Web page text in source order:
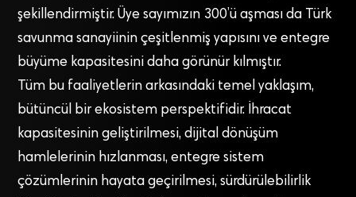
şekillendirmiştir. Üye sayımızın 300’ü aşması da Türk
savunma sanayiinin çeşitlenmiş yapısını ve entegre
büyüme kapasitesini daha görünür kılmıştır.
Tüm bu faaliyetlerin arkasındaki temel yaklaşım,
bütüncül bir ekosistem perspektifidir. İhracat
kapasitesinin geliştirilmesi, dijital dönüşüm
hamlelerinin hızlanması, entegre sistem
çözümlerinin hayata geçirilmesi, sürdürülebilirlik